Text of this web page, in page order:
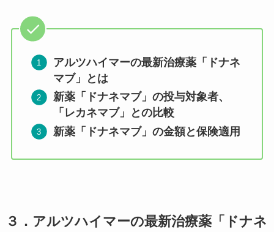
アルツハイマーの最新治療薬「ドナネ
マブ」とは
新薬「ドナネマブ」の投与対象者、
「レカネマブ」との比較
新薬「ドナネマブ」の金額と保険適用
３． アルツハイマーの最新治療薬「ドナネ